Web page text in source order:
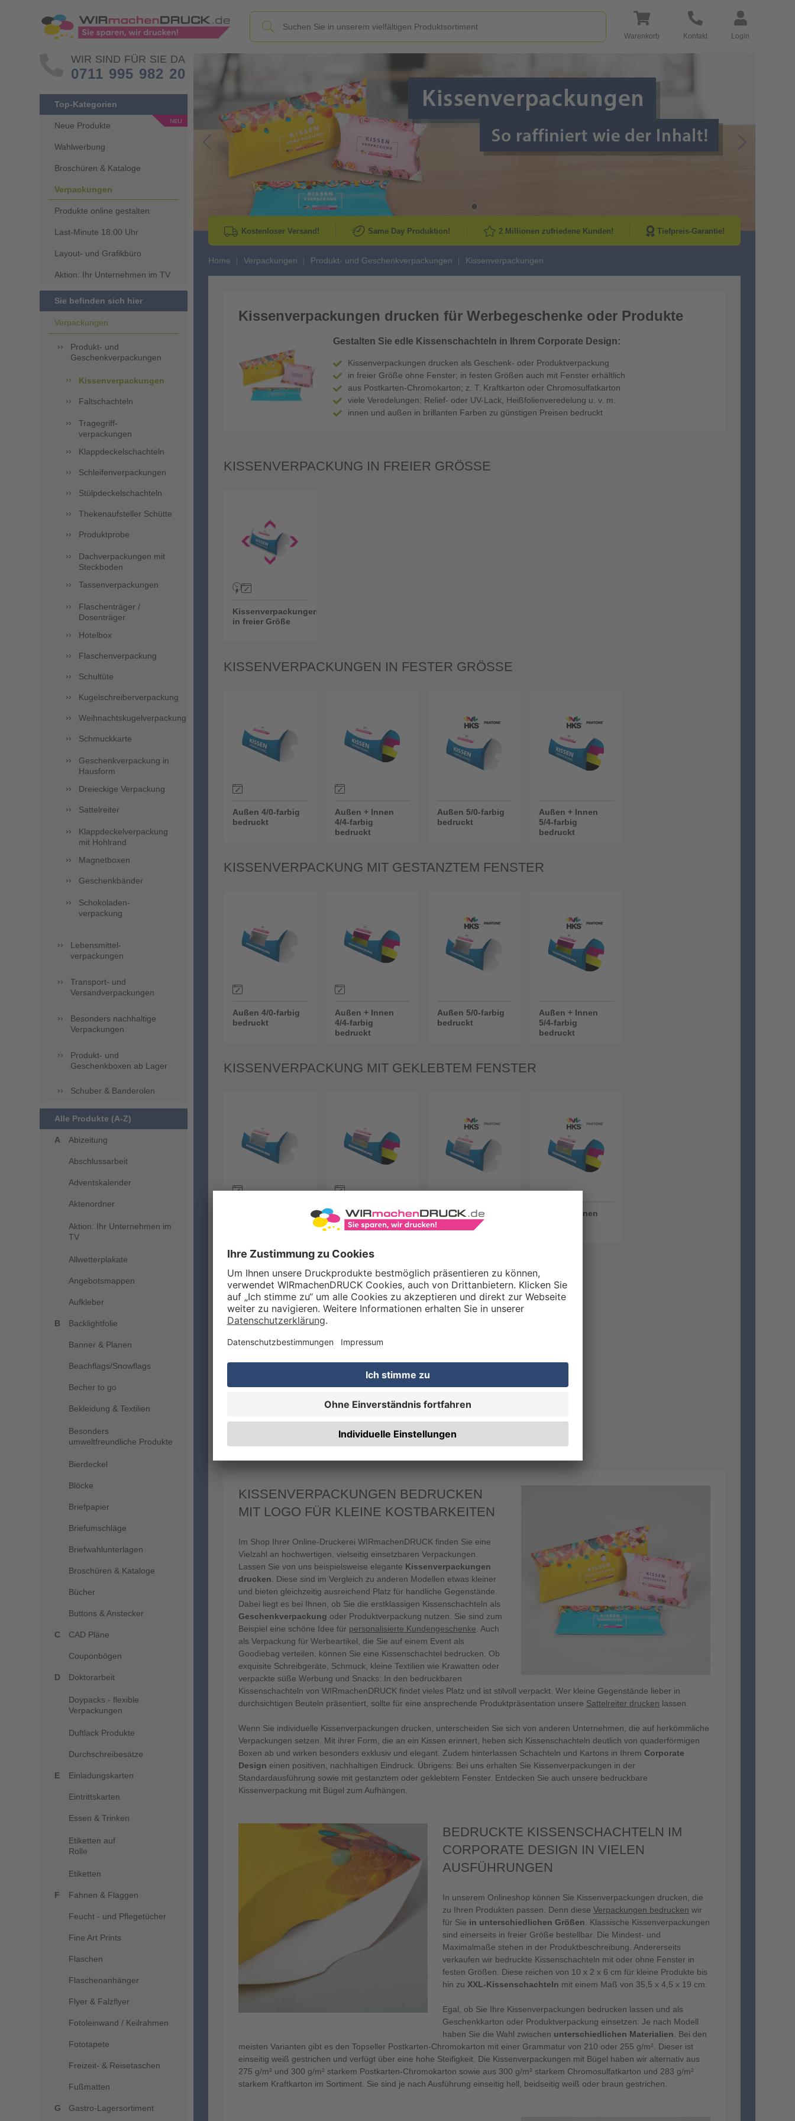
Warenkorb Kontakt Login
WIR SIND FÜR SIE DA
0711 995 982 20
Top-Kategorien
Neue Produkte
Wahlwerbung
Broschüren & Kataloge
Verpackungen
Produkte online gestalten
Last-Minute 18:00 Uhr
Layout- und Grafikbüro
Aktion: Ihr Unternehmen im TV
Sie befinden sich hier
Verpackungen
Produkt- und
Geschenkverpackungen
Kissenverpackungen
Faltschachteln
Tragegriff-
verpackungen
Klappdeckelschachteln
Schleifenverpackungen
Stülpdeckelschachteln
Thekenaufsteller Schütte
Produktprobe
Dachverpackungen mit
Steckboden
Tassenverpackungen
Flaschenträger /
Dosenträger
Hotelbox
Flaschenverpackung
Schultüte
Kugelschreiberverpackung
Weihnachtskugelverpackung
Schmuckkarte
Geschenkverpackung in
Hausform
Dreieckige Verpackung
Sattelreiter
Klappdeckelverpackung
mit Hohlrand
Magnetboxen
Geschenkbänder
Schokoladen-
verpackung
Lebensmittel-
verpackungen
Transport- und
Versandverpackungen
Besonders nachhaltige
Verpackungen
Produkt- und
Geschenkboxen ab Lager
Schuber & Banderolen
Alle Produkte (A-Z)
Abizeitung
Abschlussarbeit
Adventskalender
Aktenordner
Aktion: Ihr Unternehmen im
TV
Allwetterplakate
Angebotsmappen
Aufkleber
Backlightfolie
Banner & Planen
Beachflags/Snowflags
Becher to go
Bekleidung & Textilien
Besonders
umweltfreundliche Produkte
Bierdeckel
Blöcke
Briefpapier
Briefumschläge
Briefwahlunterlagen
Broschüren & Kataloge
Bücher
Buttons & Anstecker
CAD Pläne
Couponbögen
Doktorarbeit
Doypacks - flexible
Verpackungen
Duftlack Produkte
Durchschreibesätze
Einladungskarten
Eintrittskarten
Essen & Trinken
Etiketten auf
Rolle
Etiketten
Fahnen & Flaggen
Feucht - und Pflegetücher
Fine Art Prints
Flaschen
Flaschenanhänger
Flyer & Falzflyer
Fotoleinwand / Keilrahmen
Fototapete
Freizeit- & Reisetaschen
Fußmatten
Gastro-Lagersortiment
Go to Previous Slide Go to Next
Kostenloser Versand! Same Day Produktion! 2 Millionen zufriedene Kunden! Tiefpreis-Garantie!
Home Verpackungen Produkt- und Geschenkverpackungen Kissenverpackungen
Kissenverpackungen drucken für Werbegeschenke oder Produkte
Gestalten Sie edle Kissenschachteln in Ihrem Corporate Design:
Kissenverpackungen drucken als Geschenk- oder Produktverpackung
in freier Größe ohne Fenster; in festen Größen auch mit Fenster erhältlich
aus Postkarten-Chromokarton; z. T. Kraftkarton oder Chromosulfatkarton
viele Veredelungen: Relief- oder UV-Lack, Heißfolienveredelung u. v. m.
innen und außen in brillanten Farben zu günstigen Preisen bedruckt
KISSENVERPACKUNG IN FREIER GRÖSSE
Kissenverpackungen
in freier Größe
KISSENVERPACKUNGEN IN FESTER GRÖSSE
Außen 4/0-farbig
bedruckt
Außen + Innen
4/4-farbig
bedruckt
Außen 5/0-farbig
bedruckt
Außen + Innen
5/4-farbig
bedruckt
KISSENVERPACKUNG MIT GESTANZTEM FENSTER
Außen 4/0-farbig
bedruckt
Außen + Innen
4/4-farbig
bedruckt
Außen 5/0-farbig
bedruckt
Außen + Innen
5/4-farbig
bedruckt
KISSENVERPACKUNG MIT GEKLEBTEM FENSTER
Außen + Innen
4/4-farbig
bedruckt
Außen 5/0-farbig
Außen + Innen
KISSENVERPACKUNG IN FESTER FORM
mit Bügel
KISSENVERPACKUNGEN BEDRUCKEN
MIT LOGO FÜR KLEINE KOSTBARKEITEN
Im Shop Ihrer Online-Druckerei WIRmachenDRUCK finden Sie eine
Vielzahl an hochwertigen, vielseitig einsetzbaren Verpackungen.
Lassen Sie von uns beispielsweise elegante Kissenverpackungen
drucken . Diese sind im Vergleich zu anderen Modellen etwas kleiner
und bieten gleichzeitig ausreichend Platz für handliche Gegenstände.
Dabei liegt es bei Ihnen, ob Sie die erstklassigen Kissenschachteln als
Geschenkverpackung oder Produktverpackung nutzen. Sie sind zum
Beispiel eine schöne Idee für personalisierte Kundengeschenke . Auch
als Verpackung für Werbeartikel, die Sie auf einem Event als
Goodiebag verteilen, können Sie eine Kissenschachtel bedrucken. Ob
exquisite Schreibgeräte, Schmuck, kleine Textilien wie Krawatten oder
verpackte süße Werbung und Snacks: In den bedruckbaren
Kissenschachteln von WIRmachenDRUCK findet vieles Platz und ist stilvoll verpackt. Wer kleine Gegenstände lieber in
durchsichtigen Beuteln präsentiert, sollte für eine ansprechende Produktpräsentation unsere Sattelreiter drucken lassen.
Wenn Sie individuelle Kissenverpackungen drucken, unterscheiden Sie sich von anderen Unternehmen, die auf herkömmliche
Verpackungen setzen. Mit ihrer Form, die an ein Kissen erinnert, heben sich Kissenschachteln deutlich von quaderförmigen
Boxen ab und wirken besonders exklusiv und elegant. Zudem hinterlassen Schachteln und Kartons in Ihrem Corporate
Design einen positiven, nachhaltigen Eindruck. Übrigens: Bei uns erhalten Sie Kissenverpackungen in der
Standardausführung sowie mit gestanztem oder geklebtem Fenster. Entdecken Sie auch unsere bedruckbare
Kissenverpackung mit Bügel zum Aufhängen.
BEDRUCKTE KISSENSCHACHTELN IM
CORPORATE DESIGN IN VIELEN
AUSFÜHRUNGEN
In unserem Onlineshop können Sie Kissenverpackungen drucken, die
zu Ihren Produkten passen. Denn diese Verpackungen bedrucken wir
für Sie in unterschiedlichen Größen . Klassische Kissenverpackungen
sind einerseits in freier Größe bestellbar. Die Mindest- und
Maximalmaße stehen in der Produktbeschreibung. Andererseits
verkaufen wir bedruckte Kissenschachteln mit oder ohne Fenster in
festen Größen. Diese reichen von 10 x 2 x 6 cm für kleine Produkte bis
hin zu XXL-Kissenschachteln mit einem Maß von 35,5 x 4,5 x 19 cm.
Egal, ob Sie Ihre Kissenverpackungen bedrucken lassen und als
Geschenkkarton oder Produktverpackung einsetzen: Je nach Modell
haben Sie die Wahl zwischen unterschiedlichen Materialien . Bei den
meisten Varianten gibt es den Topseller Postkarten-Chromokarton mit einer Grammatur von 210 oder 255 g/m². Dieser ist
einseitig weiß gestrichen und verfügt über eine hohe Steifigkeit. Die Kissenverpackungen mit Bügel haben wir alternativ aus
275 g/m² und 300 g/m² starkem Postkarten-Chromokarton sowie aus 300 g/m² starkem Chromosulfatkarton und 283 g/m²
starkem Kraftkarton im Sortiment. Sie sind je nach Ausführung einseitig hell, beidseitig weiß oder braun gestrichen.